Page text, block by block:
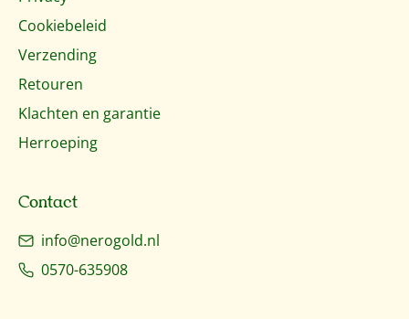
Cookiebeleid
Verzending
Retouren
Klachten en garantie
Herroeping
Contact
info@nerogold.nl
0570-635908